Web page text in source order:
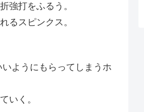
強打をふるう。
るスピンクス。
ようにもらってしまうホ
いく。